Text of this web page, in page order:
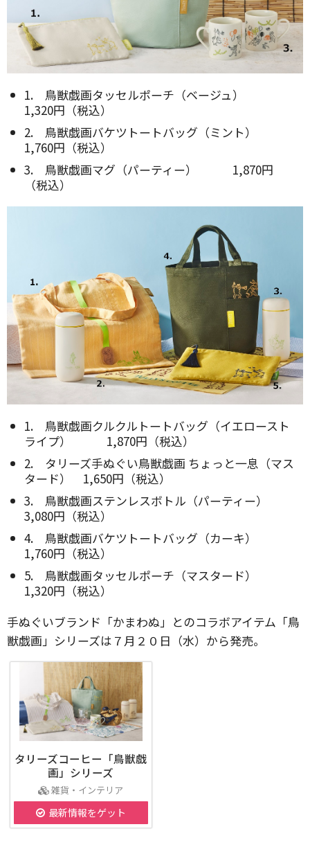
1. 鳥獣戯画タッセルポーチ（ベージュ）
1,320円（税込）
2. 鳥獣戯画バケツトートバッグ（ミント）
1,760円（税込）
3. 鳥獣戯画マグ（パーティー） 1,870円
（税込）
1. 鳥獣戯画クルクルトートバッグ（イエロースト
ライプ） 1,870円（税込）
2. タリーズ手ぬぐい鳥獣戯画 ちょっと一息（マス
タード） 1,650円（税込）
3. 鳥獣戯画ステンレスボトル（パーティー）
3,080円（税込）
4. 鳥獣戯画バケツトートバッグ（カーキ）
1,760円（税込）
5. 鳥獣戯画タッセルポーチ（マスタード）
1,320円（税込）
手ぬぐいブランド「かまわぬ」とのコラボアイテム「鳥
獣戯画」シリーズは７月２０日（水）から発売。
タリーズコーヒー「鳥獣戯
画」シリーズ
雑貨・インテリア
最新情報をゲット